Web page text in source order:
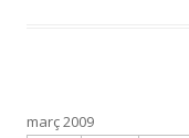
març 2009